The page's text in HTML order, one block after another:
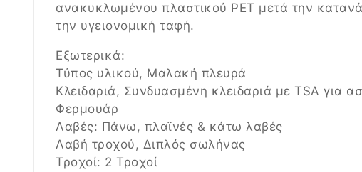
ανακυκλωμένου πλαστικού PET μετά την
την υγειονομική ταφή.
Εξωτερικά:
Τύπος υλικού, Μαλακή πλευρά
Κλειδαριά, Συνδυασμένη κλειδαριά με TSA για
Φερμουάρ
Λαβές: Πάνω, πλαϊνές & κάτω λαβές
Λαβή τροχού, Διπλός σωλήνας
Τροχοί: 2 Τροχοί